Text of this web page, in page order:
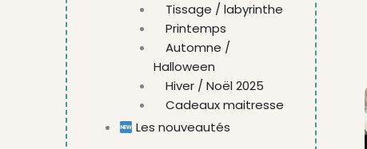
Tissage / labyrinthe
Printemps
Automne /
Halloween
Hiver / Noël 2025
Cadeaux maitresse
Les nouveautés